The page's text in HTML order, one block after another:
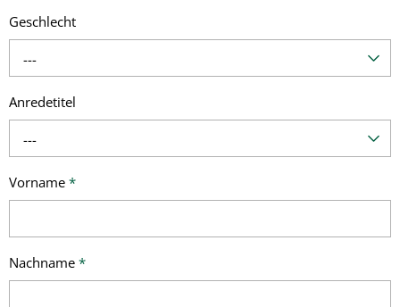
Geschlecht
---
Anredetitel
---
Vorname *
Nachname *